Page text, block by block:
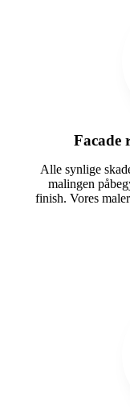
Facade
Alle synlige
malingen
finish. Vores